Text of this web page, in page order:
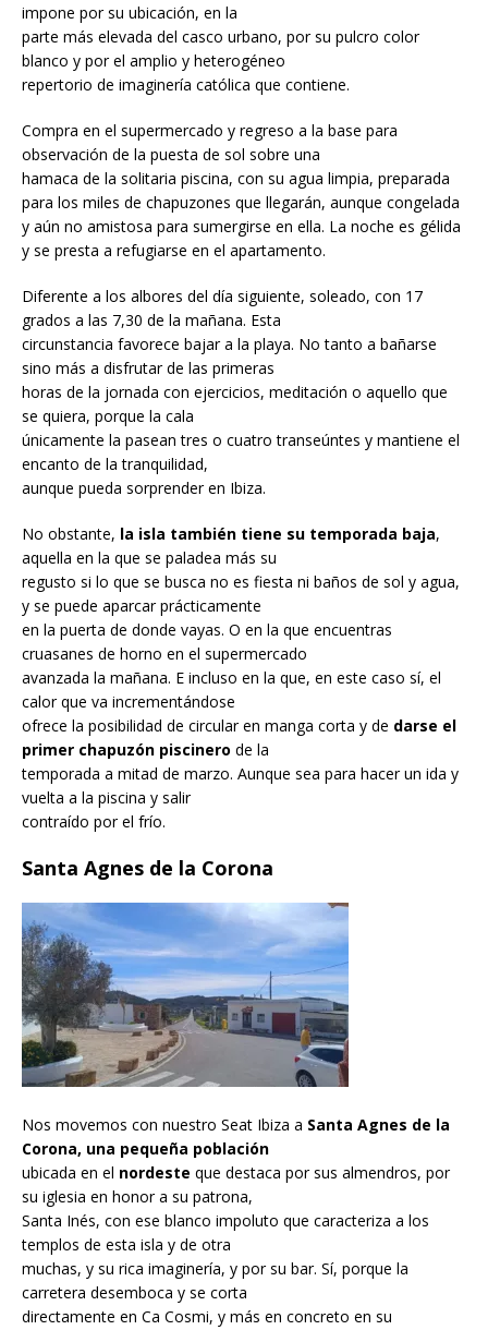
impone por su ubicación, en la
parte más elevada del casco urbano, por su pulcro color
blanco y por el amplio y heterogéneo
repertorio de imaginería católica que contiene.
Compra en el supermercado y regreso a la base para
observación de la puesta de sol sobre una
hamaca de la solitaria piscina, con su agua limpia, preparada
para los miles de chapuzones que llegarán, aunque congelada
y aún no amistosa para sumergirse en ella. La noche es gélida
y se presta a refugiarse en el apartamento.
Diferente a los albores del día siguiente, soleado, con 17
grados a las 7,30 de la mañana. Esta
circunstancia favorece bajar a la playa. No tanto a bañarse
sino más a disfrutar de las primeras
horas de la jornada con ejercicios, meditación o aquello que
se quiera, porque la cala
únicamente la pasean tres o cuatro transeúntes y mantiene el
encanto de la tranquilidad,
aunque pueda sorprender en Ibiza.
No obstante, la isla también tiene su temporada baja,
aquella en la que se paladea más su
regusto si lo que se busca no es fiesta ni baños de sol y agua,
y se puede aparcar prácticamente
en la puerta de donde vayas. O en la que encuentras
cruasanes de horno en el supermercado
avanzada la mañana. E incluso en la que, en este caso sí, el
calor que va incrementándose
ofrece la posibilidad de circular en manga corta y de darse el
primer chapuzón piscinero de la
temporada a mitad de marzo. Aunque sea para hacer un ida y
vuelta a la piscina y salir
contraído por el frío.
Santa Agnes de la Corona
Nos movemos con nuestro Seat Ibiza a Santa Agnes de la
Corona, una pequeña población
ubicada en el nordeste que destaca por sus almendros, por
su iglesia en honor a su patrona,
Santa Inés, con ese blanco impoluto que caracteriza a los
templos de esta isla y de otra
muchas, y su rica imaginería, y por su bar. Sí, porque la
carretera desemboca y se corta
directamente en Ca Cosmi, y más en concreto en su